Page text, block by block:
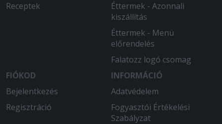
Receptek
Éttermek - Azonnali
kiszállítás
Éttermek - Menü
előrendelés
Falatozz logó csomag
FIÓKOD
Bejelentkezés
Regisztráció
INFORMÁCIÓ
Adatvédelem
Fogyasztói Értékelési
Szabályzat